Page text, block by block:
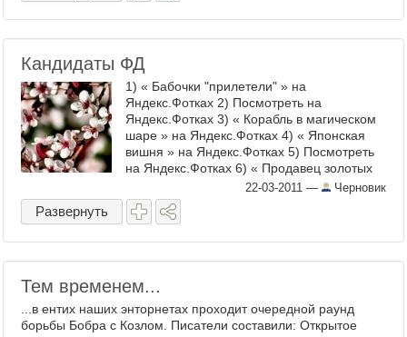
Кандидаты ФД
1) « Бабочки "прилетели" » на
Яндекс.Фотках 2) Посмотреть на
Яндекс.Фотках 3) « Корабль в магическом
шаре » на Яндекс.Фотках 4) « Японская
вишня » на Яндекс.Фотках 5) Посмотреть
на Яндекс.Фотках 6) « Продавец золотых
22-03-2011 — Черновик
Развернуть
Тем временем...
...в ентих наших энторнетах проходит очередной раунд
борьбы Бобра с Козлом. Писатели составили: Открытое